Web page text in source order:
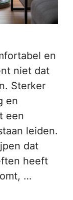
en
niet dat
Sterker
en
een
leiden.
dat
heeft
…